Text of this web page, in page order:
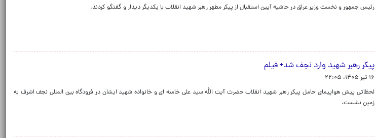
رئیس جمهور و نخست وزیر عراق در حاشیه آیین استقبال از پیکر مطهر رهبر شهید انقلاب با یکدیگر دیدار و گفتگو کردند.
پیکر رهبر شهید وارد نجف شد+ فیلم
۱۶ تیر ۱۴۰۵، ۲۲:۰۵
لحظاتی پیش هواپیمای حامل پیکر رهبر شهید انقلاب حضرت آیت الله سید علی خامنه ای و خانواده شهید ایشان در فرودگاه بین المللی نجف اشرف به
زمین نشست.